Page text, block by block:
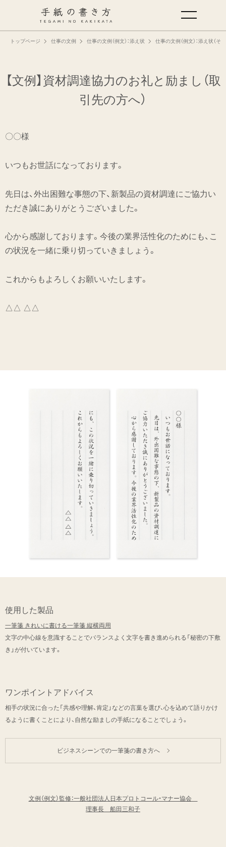
トップページ 仕事の文例 仕事の文例（例文）：添え状 仕事の文例（例文）：添え状（その
【文例】資材調達協力のお礼と励まし （取
引先の方へ）
〇〇様
いつもお世話になっております。
先日は、外出困難な事態の下、新製品の資材調達にご協力い
ただき誠にありがとうございました。
心から感謝しております。今後の業界活性化のためにも、こ
の状況を一緒に乗り切っていきましょう。
これからもよろしくお願いいたします。
△△ △△
使用した製品
一筆箋 きれいに書ける一筆箋 縦横両用
文字の中心線を意識することでバランスよく文字を書き進められる「秘密の下敷
き」が付いています。
ワンポイントアドバイス
相手の状況に合った「共感や理解、肯定」などの言葉を選び、心を込めて語りかけ
るように書くことにより、自然な励ましの手紙になることでしょう。
ビジネスシーンでの一筆箋の書き方へ
文例（例文）監修：一般社団法人日本プロトコール・マナー協会
理事長 船田三和子
手紙の基本
仕事の手紙の書き方
仕事の文例
特集
ミドリオフィシャルサイト